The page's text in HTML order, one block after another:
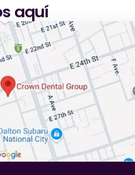
aquí